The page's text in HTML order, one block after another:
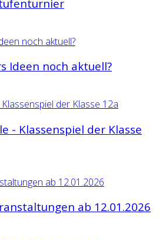
Ideen noch aktuell?
- Klassenspiel der Klasse
ab 12.01.2026